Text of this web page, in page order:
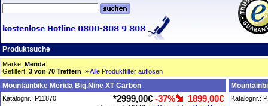
Produktsuche
Marke: Merida
Gefiltert: 3 von 70 Treffern »Alle Produktfilter auflösen
Mountainbike Merida Big.Nine XT Carbon
Katalognr.: P11870 *2999,00€ -37% 1899,00€ Katalognr.: